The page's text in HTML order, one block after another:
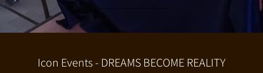
Icon Events - DREAMS BECOME